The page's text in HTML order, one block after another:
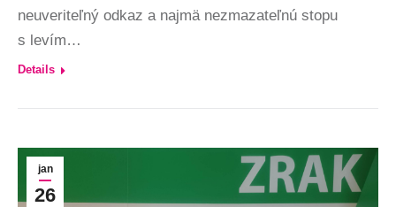
neuveriteľný odkaz a najmä nezmazateľnú stopu
s levím…
Details
jan
26